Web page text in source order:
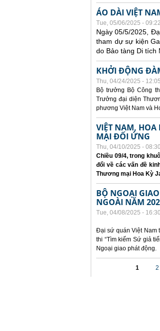
ÁO DÀI VIỆT
Tue, 05/06/2025 - 09:22
Ngày 05/5/2025,
tham dự sự kiện
do Bảo tàng Di tích
KHỞI ĐỘNG
Thu, 04/24/2025 - 12:05
Bộ trưởng Bộ Công
Trưởng đại diện
phương Việt Nam và
VIỆT NAM,
MẠI ĐỐI ỨNG
Thu, 04/10/2025 - 08:30
Chiều 09/4, trong
đổi về các vấn đề
Thương mại Hoa Kỳ
BỘ NGOẠI
NGOÀI NĂM
Tue, 04/08/2025 - 16:30
Đại sứ quán Việt Nam
thi “Tìm kiếm Sứ giả
Ngoại giao phát động.
1 2